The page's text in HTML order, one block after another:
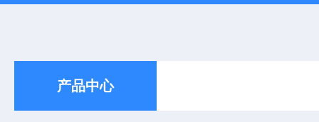
产品中心